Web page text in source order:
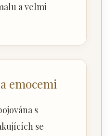
a velmi
emocemi
s
se